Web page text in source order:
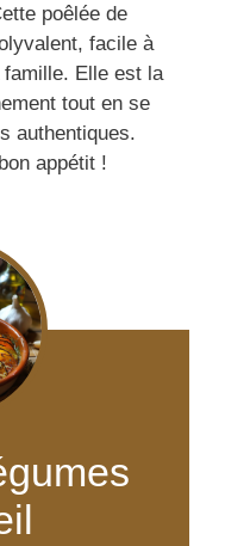
poêlée de
facile à
Elle est la
tout en se
authentiques.
appétit !